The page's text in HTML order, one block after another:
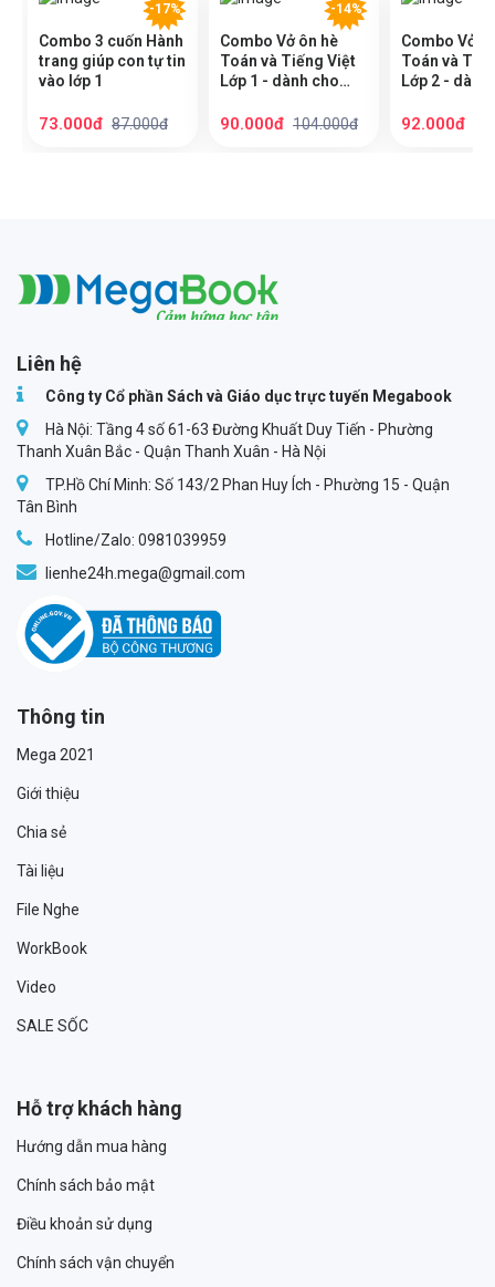
-17%
Combo 3 cuốn Hành
trang giúp con tự tin
vào lớp 1
73.000đ 87.000đ
-14%
Combo Vở ôn hè
Toán và Tiếng Việt
Lớp 1 - dành cho
lớp 2 ( theo chương
90.000đ 104.000đ
Combo Vở
Toán và
Lớp 2 - dành
lớp 3 ( theo
92.000đ
Liên hệ
Công ty Cổ phần Sách và Giáo dục trực tuyến Megabook
Hà Nội: Tầng 4 số 61-63 Đường Khuất Duy Tiến - Phường
Thanh Xuân Bắc - Quận Thanh Xuân - Hà Nội
TP.Hồ Chí Minh: Số 143/2 Phan Huy Ích - Phường 15 - Quận
Tân Bình
Hotline/Zalo: 0981039959
lienhe24h.mega@gmail.com
Thông tin
Mega 2021
Giới thiệu
Chia sẻ
Tài liệu
File Nghe
WorkBook
Video
SALE SỐC
Hỗ trợ khách hàng
Hướng dẫn mua hàng
Chính sách bảo mật
Điều khoản sử dụng
Chính sách vận chuyển